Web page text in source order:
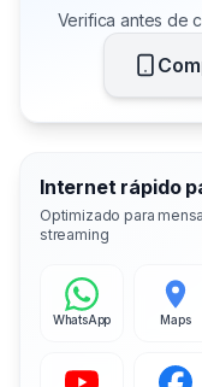
Verifica antes de
Internet rápido
Optimizado para
streaming
WhatsApp Maps